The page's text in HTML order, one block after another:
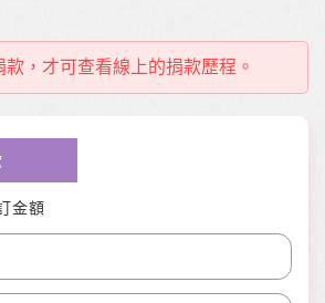
款，才可查看線上的捐款歷程。
金額